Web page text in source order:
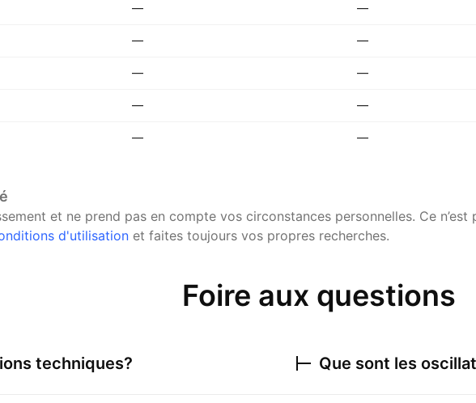
— —
— —
— —
— —
— —
et ne prend pas en compte vos circonstances personnelles. Ce
d'utilisation et faites toujours vos propres recherches.
Foire aux questions
techniques? Que sont les